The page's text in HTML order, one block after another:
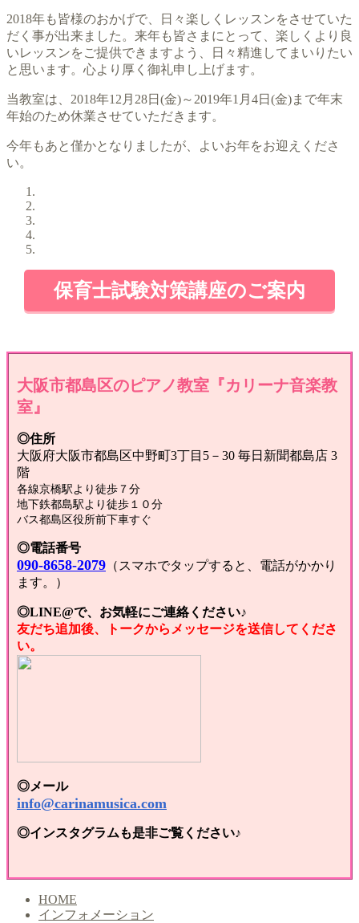
2018年も皆様のおかげで、日々楽しくレッスンをさせていた
だく事が出来ました。来年も皆さまにとって、楽しくより良
いレッスンをご提供できますよう、日々精進してまいりたい
と思います。心より厚く御礼申し上げます。
当教室は、2018年12月28日(金)～2019年1月4日(金)まで年末
年始のため休業させていただきます。
今年もあと僅かとなりましたが、よいお年をお迎えくださ
い。
保育士試験対策講座のご案内
大阪市都島区のピアノ教室『カリーナ音楽教
室』
◎住所
大阪府大阪市都島区中野町3丁目5－30 毎日新聞都島店 3
階
各線京橋駅より徒歩７分
地下鉄都島駅より徒歩１０分
バス都島区役所前下車すぐ
◎電話番号
090-8658-2079 （スマホでタップすると、電話がかかり
ます。）
◎LINE@で、お気軽にご連絡ください♪
友だち追加後、トークからメッセージを送信してくださ
い。
◎メール
info@carinamusica.com
◎インスタグラムも是非ご覧ください♪
HOME
インフォメーション